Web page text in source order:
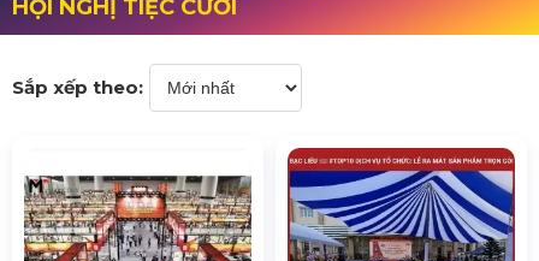
HỘI NGHỊ TIỆC CƯỚI
Sắp xếp theo: